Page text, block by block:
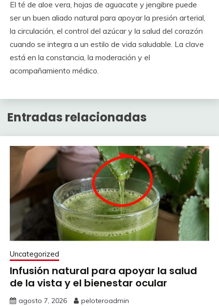
El té de aloe vera, hojas de aguacate y jengibre puede
ser un buen aliado natural para apoyar la presión arterial,
la circulación, el control del azúcar y la salud del corazón
cuando se integra a un estilo de vida saludable. La clave
está en la constancia, la moderación y el
acompañamiento médico.
Entradas relacionadas
Uncategorized
Infusión natural para apoyar la salud
de la vista y el bienestar ocular
agosto 7, 2026 peloteroadmin